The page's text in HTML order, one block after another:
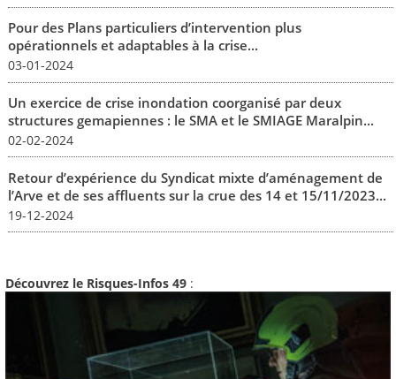
Pour des Plans particuliers d’intervention plus
opérationnels et adaptables à la crise...
03-01-2024
Un exercice de crise inondation coorganisé par deux
structures gemapiennes : le SMA et le SMIAGE Maralpin...
02-02-2024
Retour d’expérience du Syndicat mixte d’aménagement de
l’Arve et de ses affluents sur la crue des 14 et 15/11/2023...
19-12-2024
Découvrez le Risques-Infos 49 :